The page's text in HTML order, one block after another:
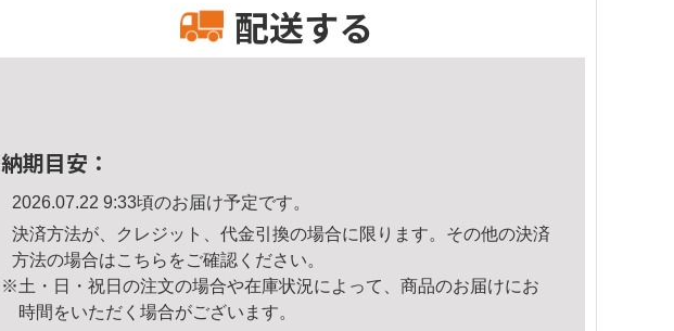
配送する
納期目安：
2026.07.22 9:33頃のお届け予定です。
決済方法が、クレジット、代金引換の場合に限ります。その他の決済
方法の場合はこちら をご確認ください。
※土・日・祝日の注文の場合や在庫状況によって、商品のお届けにお
時間をいただく場合がございます。